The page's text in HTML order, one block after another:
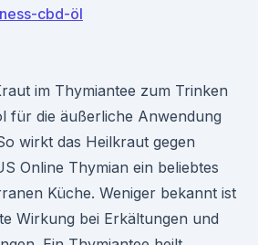
cbd-öl
im Thymiantee zum Trinken
für die äußerliche Anwendung
wirkt das Heilkraut gegen
Online Thymian ein beliebtes
Küche. Weniger bekannt ist
Wirkung bei Erkältungen und